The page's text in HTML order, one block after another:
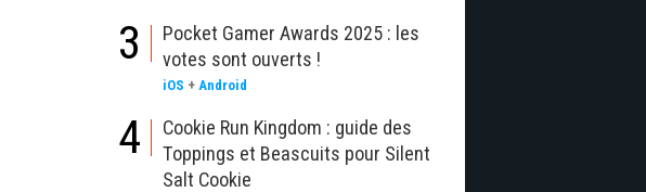
3
Pocket Gamer Awards 2025 : les
votes sont ouverts !
iOS + Android
4
Cookie Run Kingdom : guide des
Toppings et Beascuits pour Silent
Salt Cookie